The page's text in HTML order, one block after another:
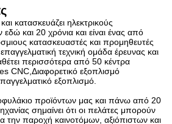
κατασκευάζει ηλεκτρικούς
και 20 χρόνια και είναι ένας από
κατασκευαστές και προμηθευτές
τεχνική ομάδα έρευνας και
περισσότερα από 50 κέντρα
CNC,Διαφορετικό εξοπλισμό
εξοπλισμό.
προϊόντων μας και πάνω από 20
σημαίνει ότι οι πελάτες μπορούν
την παροχή καινοτόμων, αξιόπιστων και